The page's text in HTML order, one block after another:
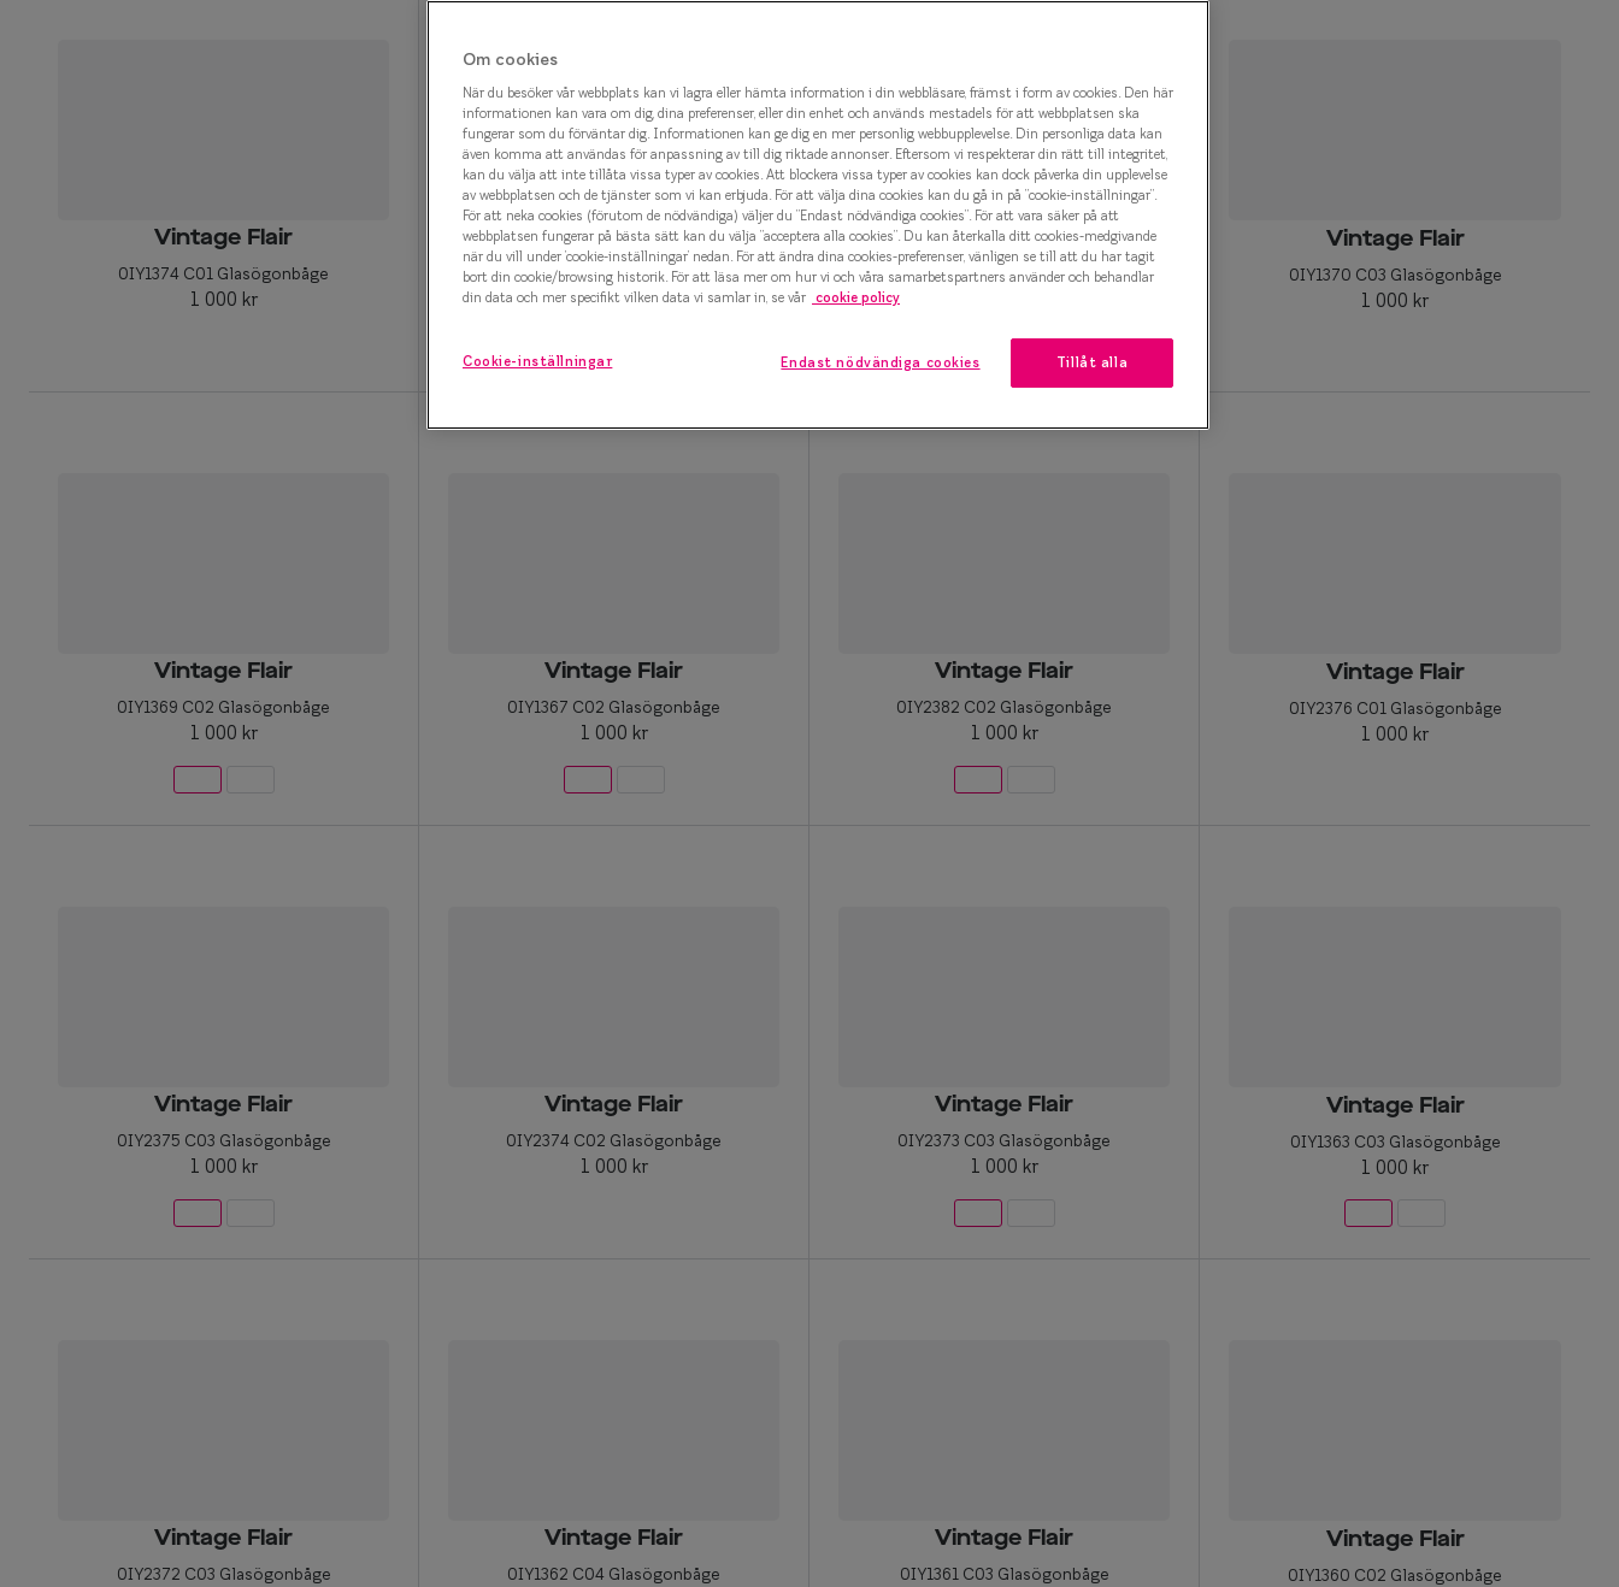
Oscar Jacobson x Smarteyes
Smarteyes Summer Collection
Vintage Flair
0IY1374 C01 Glasögonbåge
1 000 kr
Vintage Flair
0IY1373 C02 Glasögonbåge
1 000 kr
Vintage Flair
0IY1372 C02 Glasögonbåge
Vintage Flair
0IY1370 C03 Glasögonbåge
1 000 kr
Vintage Flair
0IY1369 C02 Glasögonbåge
1 000 kr
Vintage Flair
0IY1367 C02 Glasögonbåge
1 000 kr
Vintage Flair
0IY2382 C02 Glasögonbåge
1 000 kr
Vintage Flair
0IY2376 C01 Glasögonbåge
1 000 kr
Vintage Flair
0IY2375 C03 Glasögonbåge
1 000 kr
Vintage Flair
0IY2374 C02 Glasögonbåge
1 000 kr
Vintage Flair
0IY2373 C03 Glasögonbåge
1 000 kr
Vintage Flair
0IY1363 C03 Glasögonbåge
1 000 kr
Vintage Flair
0IY2372 C03 Glasögonbåge
Vintage Flair
0IY1362 C04 Glasögonbåge
Vintage Flair
0IY1361 C03 Glasögonbåge
Vintage Flair
0IY1360 C02 Glasögonbåge
Om cookies
När du besöker vår webbplats kan vi lagra eller hämta information i din webbläsare, främst i form av cookies. Den här
informationen kan vara om dig, dina preferenser, eller din enhet och används mestadels för att webbplatsen ska
fungerar som du förväntar dig. Informationen kan ge dig en mer personlig webbupplevelse. Din personliga data kan
även komma att användas för anpassning av till dig riktade annonser. Eftersom vi respekterar din rätt till integritet,
kan du välja att inte tillåta vissa typer av cookies. Att blockera vissa typer av cookies kan dock påverka din upplevelse
av webbplatsen och de tjänster som vi kan erbjuda. För att välja dina cookies kan du gå in på ”cookie-inställningar”.
För att neka cookies (förutom de nödvändiga) väljer du ”Endast nödvändiga cookies”. För att vara säker på att
webbplatsen fungerar på bästa sätt kan du välja ”acceptera alla cookies”. Du kan återkalla ditt cookies-medgivande
när du vill under ’cookie-inställningar’ nedan. För att ändra dina cookies-preferenser, vänligen se till att du har tagit
bort din cookie/browsing historik. För att läsa mer om hur vi och våra samarbetspartners använder och behandlar
din data och mer specifikt vilken data vi samlar in, se vår cookie policy
Cookie-inställningar Endast nödvändiga cookies Tillåt alla